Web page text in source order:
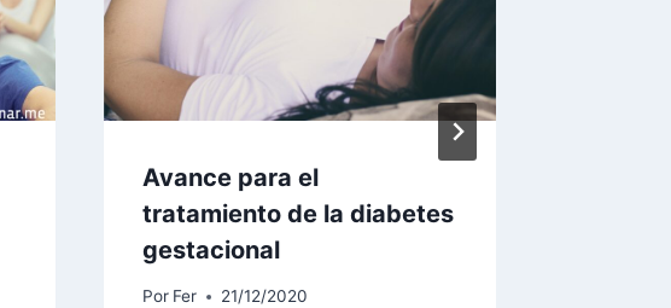
Avance para el
tratamiento de la diabetes
gestacional
Por Fer 21/12/2020